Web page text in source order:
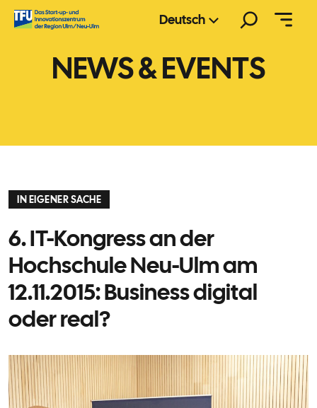
Zum
Inhalt
Deutsch
NEWS & EVENTS
IN EIGENER SACHE
6. IT-Kongress an der
Hochschule Neu-Ulm am
12.11.2015: Business digital
oder real?